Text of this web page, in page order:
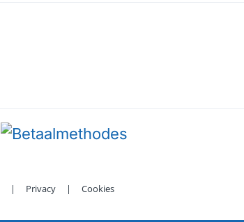
| Privacy | Cookies